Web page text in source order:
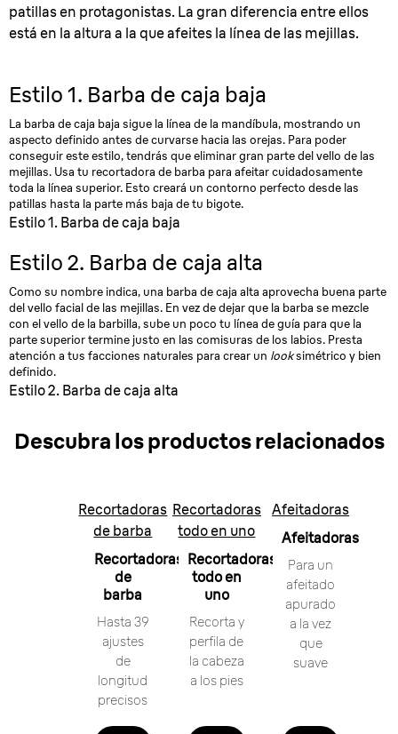
patillas en protagonistas. La gran diferencia entre ellos
está en la altura a la que afeites la línea de las mejillas.
Estilo 1. Barba de caja baja
La barba de caja baja sigue la línea de la mandíbula, mostrando un
aspecto definido antes de curvarse hacia las orejas. Para poder
conseguir este estilo, tendrás que eliminar gran parte del vello de las
mejillas. Usa tu recortadora de barba para afeitar cuidadosamente
toda la línea superior. Esto creará un contorno perfecto desde las
patillas hasta la parte más baja de tu bigote.
Estilo 1. Barba de caja baja
Estilo 2. Barba de caja alta
Como su nombre indica, una barba de caja alta aprovecha buena parte
del vello facial de las mejillas. En vez de dejar que la barba se mezcle
con el vello de la barbilla, sube un poco tu línea de guía para que la
parte superior termine justo en las comisuras de los labios. Presta
atención a tus facciones naturales para crear un looksimétrico y bien
definido.
Estilo 2. Barba de caja alta
Descubra los productos relacionados
Recortadoras
de barba
Recortadoras
de
barba
Hasta 39
ajustes
de
longitud
precisos
Recortadoras
todo en uno
Recortadoras
todo en
uno
Recorta y
perfila de
la cabeza
a los pies
Afeitadoras
Afeitadoras
Para un
afeitado
apurado
a la vez
que
suave